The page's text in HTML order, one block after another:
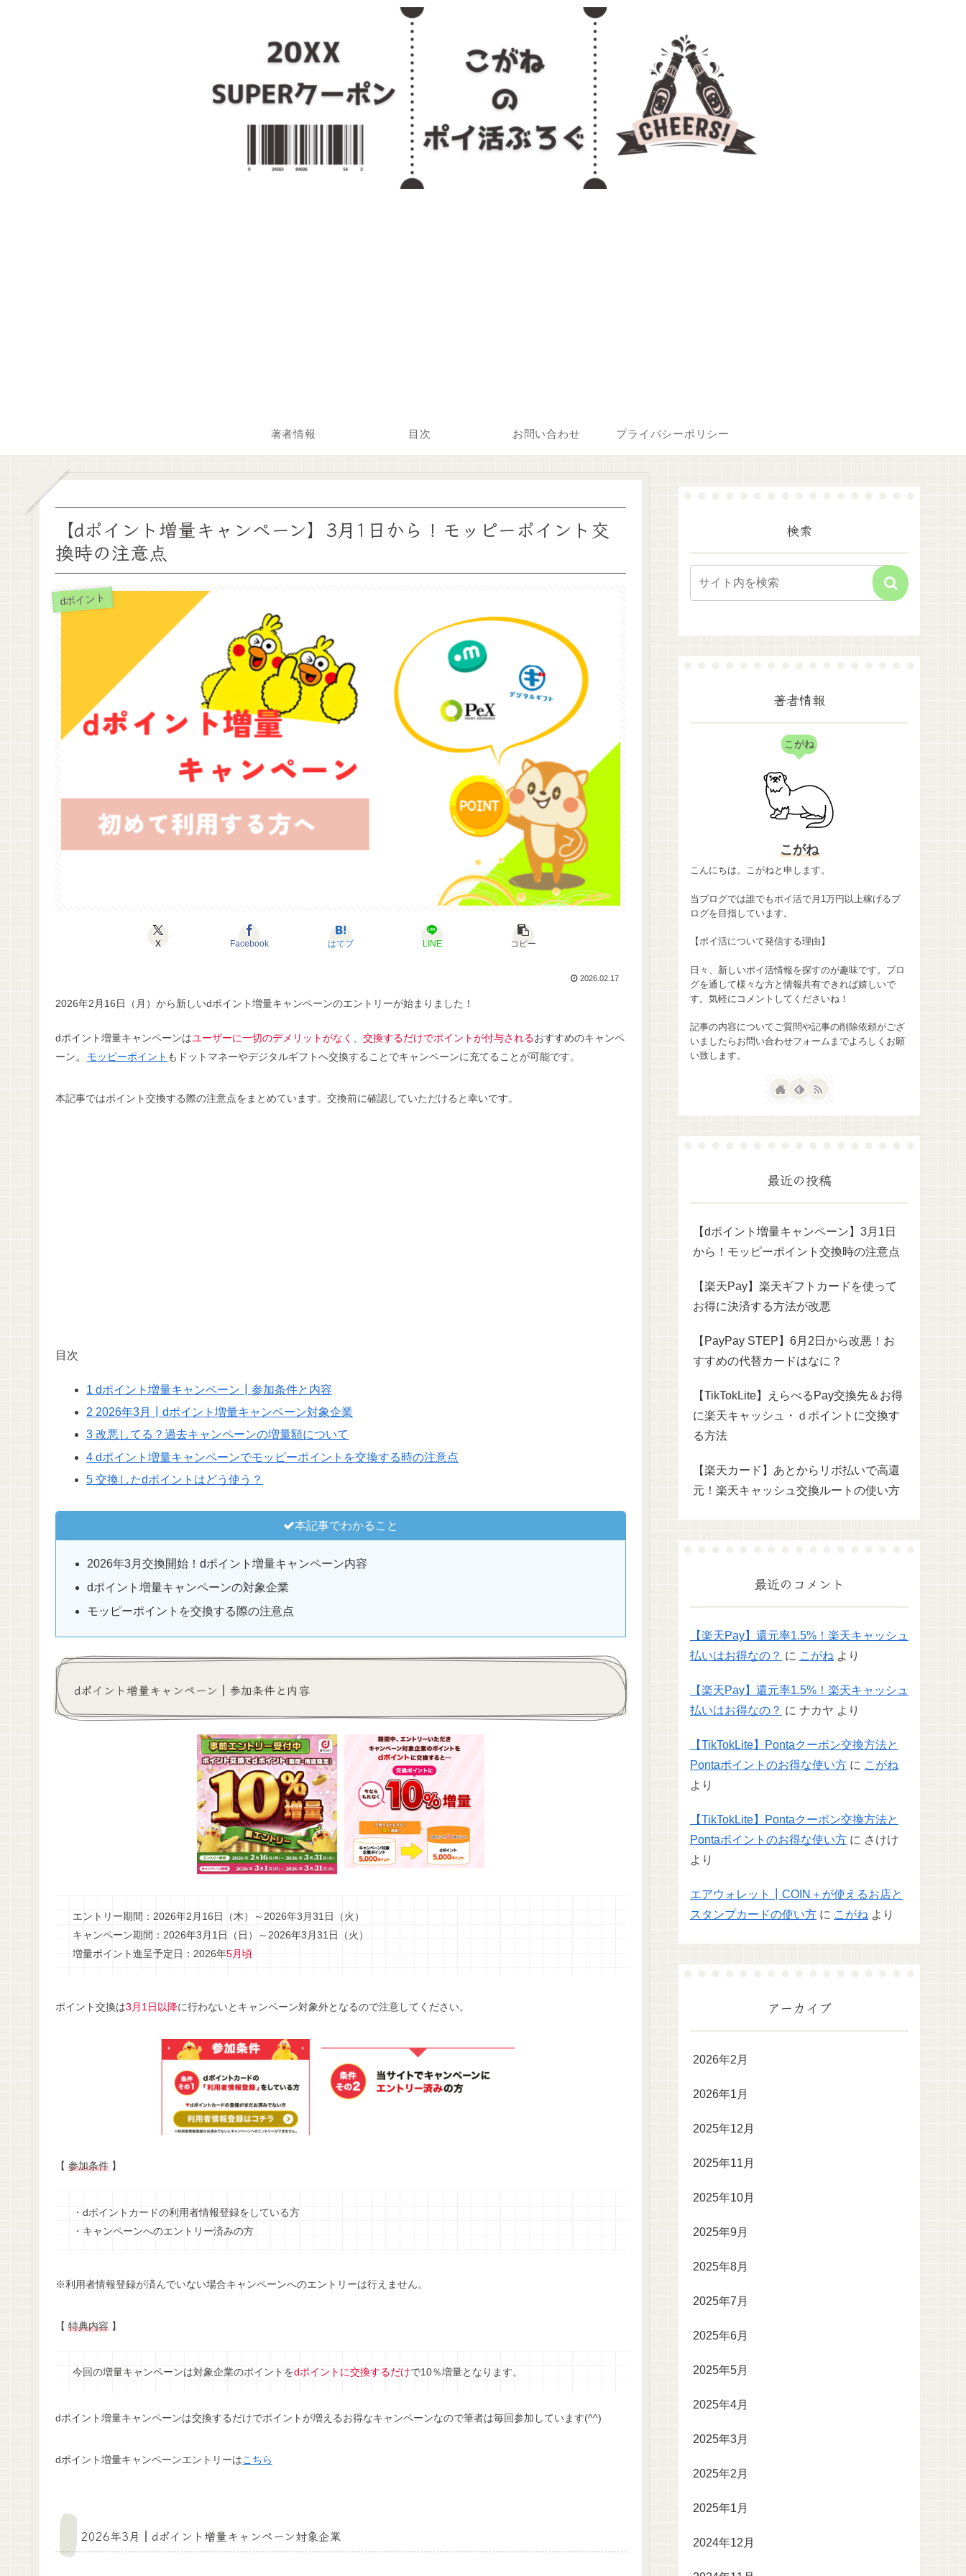
著者情報 目次 お問い合わせ プライバシーポリシー
【dポイント増量キャンペーン】3月1日から！モッピーポイント交
換時の注意点
dポイント
X Facebook はてブ LINE コピー
2026.02.17
2026年2月16日（月）から新しいdポイント増量キャンペーンのエントリーが始まりました！
dポイント増量キャンペーンはユーザーに一切のデメリットがなく 、 交換するだけでポイントが付与されるおすすめのキャンペ
ーン。 モッピーポイント もドットマネーやデジタルギフトへ交換することでキャンペーンに充てることが可能です。
本記事ではポイント交換する際の注意点をまとめています。交換前に確認していただけると幸いです。
目次
1 dポイント増量キャンペーン┃参加条件と内容
2 2026年3月┃dポイント増量キャンペーン対象企業
3 改悪してる？過去キャンペーンの増量額について
4 dポイント増量キャンペーンでモッピーポイントを交換する時の注意点
5 交換したdポイントはどう使う？
本記事でわかること
2026年3月交換開始！dポイント増量キャンペーン内容
dポイント増量キャンペーンの対象企業
モッピーポイントを交換する際の注意点
dポイント増量キャンペーン┃参加条件と内容
エントリー期間：2026年2月16日（木）～2026年3月31日（火）
キャンペーン期間：2026年3月1日（日）～2026年3月31日（火）
増量ポイント進呈予定日：2026年5月頃
ポイント交換は3月1日以降に行わないとキャンペーン対象外となるので注意してください。
【 参加条件 】
・dポイントカードの利用者情報登録をしている方
・キャンペーンへのエントリー済みの方
※利用者情報登録が済んでいない場合キャンペーンへのエントリーは行えません。
【 特典内容 】
今回の増量キャンペーンは対象企業のポイントをdポイントに交換するだけで10％増量となります。
dポイント増量キャンペーンは交換するだけでポイントが増えるお得なキャンペーンなので筆者は毎回参加しています(^^)
dポイント増量キャンペーンエントリーはこちら
2026年3月┃ dポイント増量キャンペーン対象企業
検索
著者情報
こがね
こがね
こんにちは。こがねと申します。
当ブログでは誰でもポイ活で月1万円以上稼げるブ
ログを目指しています。
【ポイ活について発信する理由】
日々、新しいポイ活情報を探すのが趣味です。ブロ
グを通して様々な方と情報共有できれば嬉しいで
す。気軽にコメントしてくださいね！
記事の内容についてご質問や記事の削除依頼がござ
いましたらお問い合わせフォームまでよろしくお願
い致します。
最近の投稿
【dポイント増量キャンペーン】3月1日
から！モッピーポイント交換時の注意点
【楽天Pay】楽天ギフトカードを使って
お得に決済する方法が改悪
【PayPay STEP】6月2日から改悪！お
すすめの代替カードはなに？
【TikTokLite】えらべるPay交換先＆お得
に楽天キャッシュ・ｄポイントに交換す
る方法
【楽天カード】あとからリボ払いで高還
元！楽天キャッシュ交換ルートの使い方
最近のコメント
【楽天Pay】還元率1.5%！楽天キャッシュ
払いはお得なの？ に こがね より
【楽天Pay】還元率1.5%！楽天キャッシュ
払いはお得なの？ に ナカヤ より
【TikTokLite】Pontaクーポン交換方法と
Pontaポイントのお得な使い方 に こがね
より
【TikTokLite】Pontaクーポン交換方法と
Pontaポイントのお得な使い方 に さけけ
より
エアウォレット┃COIN＋が使えるお店と
スタンプカードの使い方 に こがね より
アーカイブ
2026年2月
2026年1月
2025年12月
2025年11月
2025年10月
2025年9月
2025年8月
2025年7月
2025年6月
2025年5月
2025年4月
2025年3月
2025年2月
2025年1月
2024年12月